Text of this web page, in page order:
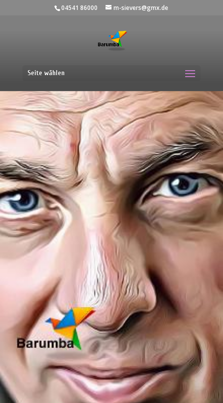
04541 86000 m-sievers@gmx.de
Seite wählen